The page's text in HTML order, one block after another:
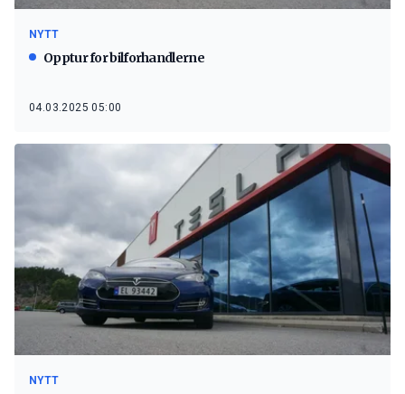
NYTT
Opptur for bilforhandlerne
04.03.2025 05:00
NYTT